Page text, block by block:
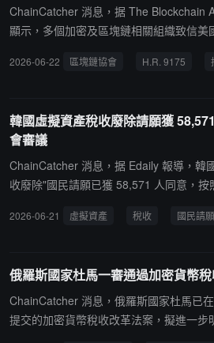
pto Council for Innovation 在內均表示支
參與網絡安全維護的用戶在尚未變現資產
進行即時徵稅，從而改善礦工與驗證者的
下，引發潛在政策套利空間爭議。與此同
泛的《數字資產市場結構法案》（Clarity
第二條關鍵戰線，預計將在未來數周繼
ChainCatcher 消息，据 The Blockchain
顯示，多個加密及區塊鏈相關組織致信
出的 H.R. 9175《Tax Clarity for Mining
的"帳面收益"即時徵稅，減少強制拋售及
本中加入五年強制確認等額外條款，呼籲
塊鏈驗證活動的稅收預期。
2026-06-22 區塊鏈協會 H.R. 9175
韓國虛擬資產稅收廢除請願獲
會審議
ChainCatcher 消息，据 Edaily 報導，韓
收廢除"國民請願已獲 58,571 人同意，
據現行所得稅法，自明年 1 月 1 日起，虛
（20%）和地方所得稅（2%）。
2026-06-21 虛擬資產 稅收 國民請願
俄羅斯國家杜馬一審通過加密貨幣
ChainCatcher 消息，俄羅斯國家杜馬已
提交的加密貨幣稅收改革法案，擬進一步